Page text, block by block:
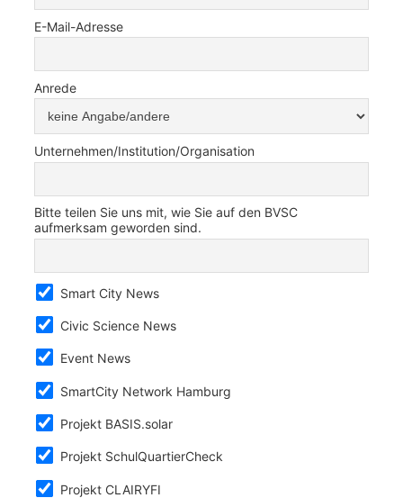
E-Mail-Adresse
Anrede
Unternehmen/Institution/Organisation
Bitte teilen Sie uns mit, wie Sie auf den BVSC
aufmerksam geworden sind.
Smart City News
Civic Science News
Event News
SmartCity Network Hamburg
Projekt BASIS.solar
Projekt SchulQuartierCheck
Projekt CLAIRYFI